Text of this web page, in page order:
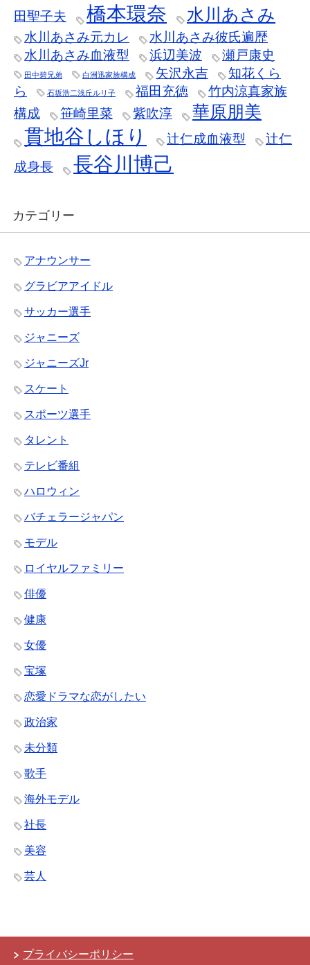
田聖子夫
橋本環奈 水川あさみ
水川あさみ元カレ
水川あさみ彼氏遍歴
水川あさみ血液型
浜辺美波 瀬戸康史
田中碧兄弟 白洲迅家族構成 矢沢永吉
知花くら
ら
石坂浩二浅丘ルリ子 福田充徳
竹内涼真家族
構成
笹崎里菜 紫吹淳 華原朋美
貫地谷しほり 辻仁成血液型
辻仁
成身長
長谷川博己
カテゴリー
アナウンサー
グラビアアイドル
サッカー選手
ジャニーズ
ジャニーズJr
スケート
スポーツ選手
タレント
テレビ番組
ハロウィン
バチェラージャパン
モデル
ロイヤルファミリー
俳優
健康
女優
宝塚
恋愛ドラマな恋がしたい
政治家
未分類
歌手
海外モデル
社長
美容
芸人
プライバシーポリシー